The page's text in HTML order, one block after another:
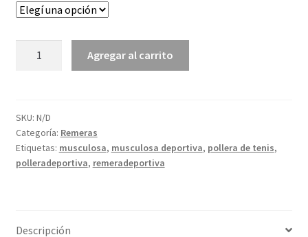
Agregar al carrito
SKU: N/D
Categoría: Remeras
Etiquetas: musculosa, musculosa deportiva, pollera de tenis,
polleradeportiva, remeradeportiva
Descripción